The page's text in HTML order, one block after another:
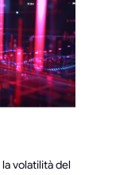
volatilità del